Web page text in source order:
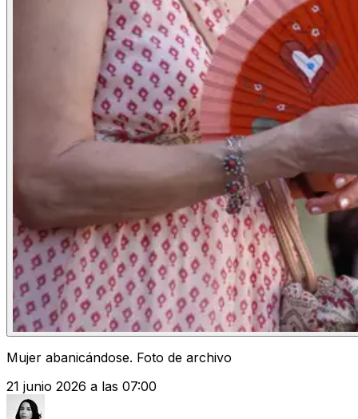
Mujer abanicándose. Foto de archivo
21 junio 2026 a las 07:00